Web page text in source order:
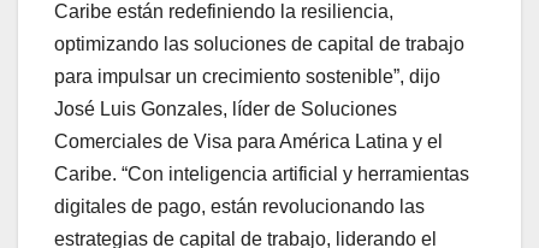
Caribe están redefiniendo la resiliencia,
optimizando las soluciones de capital de trabajo
para impulsar un crecimiento sostenible”, dijo
José Luis Gonzales, líder de Soluciones
Comerciales de Visa para América Latina y el
Caribe. “Con inteligencia artificial y herramientas
digitales de pago, están revolucionando las
estrategias de capital de trabajo, liderando el